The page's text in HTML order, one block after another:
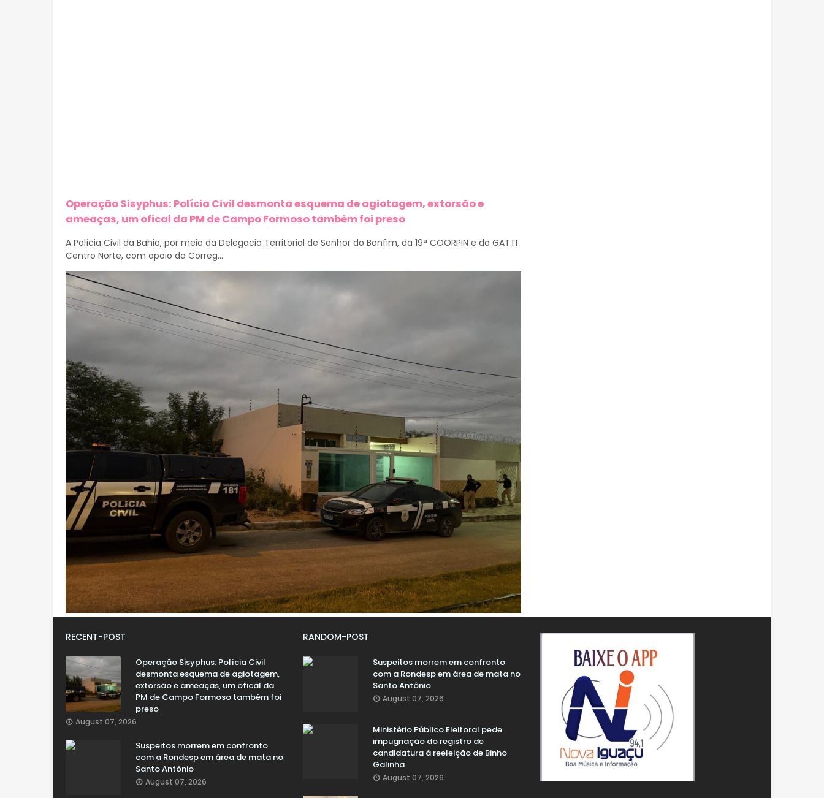
Operação Sisyphus: Polícia Civil desmonta esquema de agiotagem, extorsão e
ameaças, um ofical da PM de Campo Formoso também foi preso
A Polícia Civil da Bahia, por meio da Delegacia Territorial de Senhor do Bonfim, da 19ª COORPIN e do GATTI
Centro Norte, com apoio da Correg...
RECENT-POST
Operação Sisyphus: Polícia Civil
desmonta esquema de agiotagem,
extorsão e ameaças, um ofical da
PM de Campo Formoso também foi
preso
August 07, 2026
Suspeitos morrem em confronto
com a Rondesp em área de mata no
Santo Antônio
August 07, 2026
RANDOM-POST
Suspeitos morrem em confronto
com a Rondesp em área de mata no
Santo Antônio
August 07, 2026
Ministério Público Eleitoral pede
impugnação do registro de
candidatura à reeleição de Binho
Galinha
August 07, 2026